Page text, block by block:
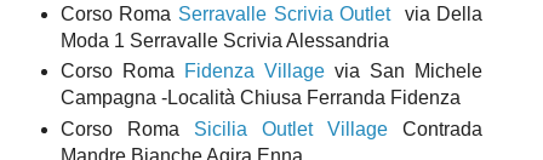
Corso Roma Serravalle Scrivia Outletvia Della
Moda 1 Serravalle Scrivia Alessandria
Corso Roma Fidenza Village via San Michele
Campagna -Località Chiusa Ferranda Fidenza
Corso Roma Sicilia Outlet Village Contrada